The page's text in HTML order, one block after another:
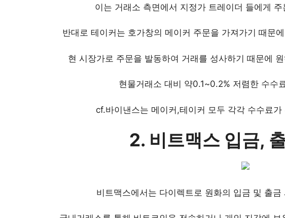
이는 거래소 측면에서 지정가 트레이더 들에게
반대로 테이커는 호가창의 메이커 주문을 가져가기 때문
현 시장가로 주문을 발동하여 거래를 성사하기 때문에
현물거래소 대비 약0.1~0.2% 저렴한 수수
cf.바이낸스는 메이커,테이커 모두 각각 수수료
2. 비트맥스 입금,
비트맥스에서는 다이렉트로 원화의 입금 및 출